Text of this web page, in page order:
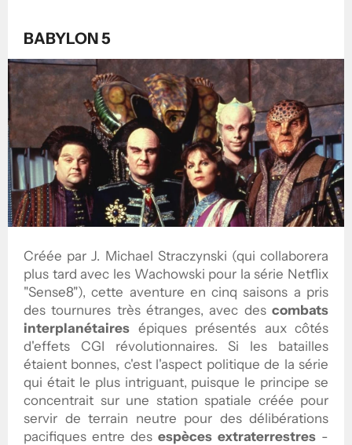
BABYLON 5
Créée par J. Michael Straczynski (qui collaborera
plus tard avec les Wachowski pour la série Netflix
"Sense8"), cette aventure en cinq saisons a pris
des tournures très étranges, avec descombats
interplanétaires épiques présentés aux côtés
d'effets CGI révolutionnaires. Si les batailles
étaient bonnes, c'est l'aspect politique de la série
qui était le plus intriguant, puisque le principe se
concentrait sur une station spatiale créée pour
servir de terrain neutre pour des délibérations
pacifiques entre des espèces extraterrestres -